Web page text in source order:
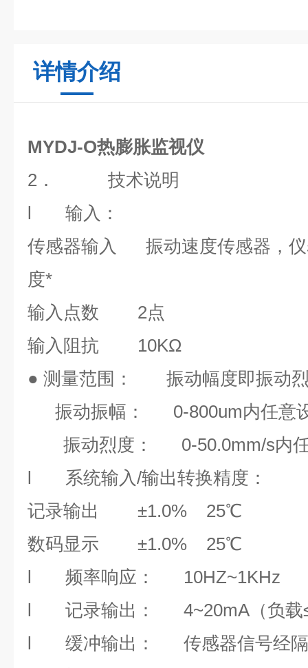
详情介绍
MYDJ-O热膨胀监视仪
2． 技术说明
l 输入：
传感器输入 振动速度传感器，仪
度*
输入点数
2点
输入阻抗
10KΩ
● 测量范围： 振动幅度即振动
振动振幅： 0-800um内任意设
振动烈度： 0-50.0mm/s内任
l 系统输入/输出转换精度：
记录输出 ±1.0% 25℃
数码显示 ±1.0% 25℃
l 频率响应： 10HZ~1KHz
l 记录输出 ： 4~20mA （负
l 缓冲输出： 传感器信号经隔